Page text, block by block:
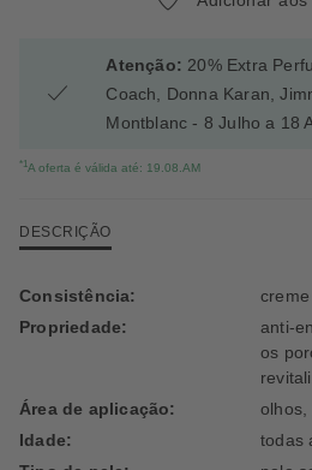
Atenção: 20% Extra
Coach, Donna Karan,
Montblanc - 8 Julho a 18
*1A oferta é válida até: 19.08.AM
DESCRIÇÃO
Consistência:
creme
Propriedade:
anti-
os
Área de aplicação:
olhos,
Idade:
todas